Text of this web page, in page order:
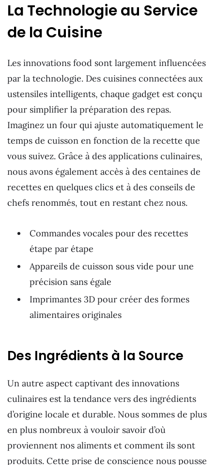
La Technologie au Service
de la Cuisine
Les innovations food sont largement influencées
par la technologie. Des cuisines connectées aux
ustensiles intelligents, chaque gadget est conçu
pour simplifier la préparation des repas.
Imaginez un four qui ajuste automatiquement le
temps de cuisson en fonction de la recette que
vous suivez. Grâce à des applications culinaires,
nous avons également accès à des centaines de
recettes en quelques clics et à des conseils de
chefs renommés, tout en restant chez nous.
Commandes vocales pour des recettes
étape par étape
Appareils de cuisson sous vide pour une
précision sans égale
Imprimantes 3D pour créer des formes
alimentaires originales
Des Ingrédients à la Source
Un autre aspect captivant des innovations
culinaires est la tendance vers des ingrédients
d’origine locale et durable. Nous sommes de plus
en plus nombreux à vouloir savoir d’où
proviennent nos aliments et comment ils sont
produits. Cette prise de conscience nous pousse